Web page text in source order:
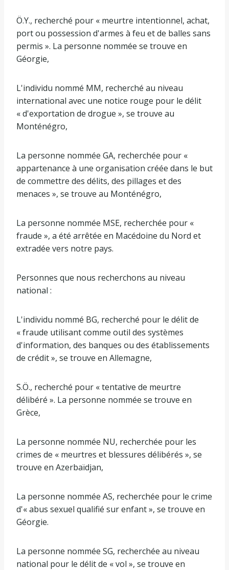
Ö.Y., recherché pour « meurtre intentionnel, achat,
port ou possession d'armes à feu et de balles sans
permis ». La personne nommée se trouve en
Géorgie,
L'individu nommé MM, recherché au niveau
international avec une notice rouge pour le délit
« d'exportation de drogue », se trouve au
Monténégro,
La personne nommée GA, recherchée pour «
appartenance à une organisation créée dans le but
de commettre des délits, des pillages et des
menaces », se trouve au Monténégro,
La personne nommée MSE, recherchée pour «
fraude », a été arrêtée en Macédoine du Nord et
extradée vers notre pays.
Personnes que nous recherchons au niveau
national :
L'individu nommé BG, recherché pour le délit de
« fraude utilisant comme outil des systèmes
d'information, des banques ou des établissements
de crédit », se trouve en Allemagne,
S.Ö., recherché pour « tentative de meurtre
délibéré ». La personne nommée se trouve en
Grèce,
La personne nommée NU, recherchée pour les
crimes de « meurtres et blessures délibérés », se
trouve en Azerbaïdjan,
La personne nommée AS, recherchée pour le crime
d'« abus sexuel qualifié sur enfant », se trouve en
Géorgie.
La personne nommée SG, recherchée au niveau
national pour le délit de « vol », se trouve en